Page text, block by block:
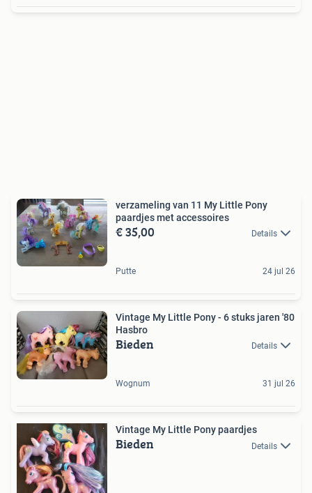
verzameling van 11 My Little Pony
paardjes met accessoires
€ 35,00 Details
Putte 24 jul 26
Vintage My Little Pony - 6 stuks jaren '80
Hasbro
Bieden Details
Wognum 31 jul 26
Vintage My Little Pony paardjes
Bieden Details